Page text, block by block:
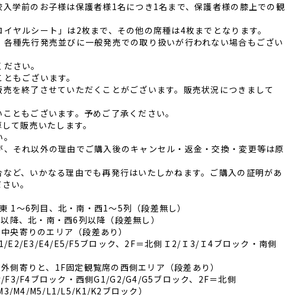
学前のお子様は保護者様1名につき1名まで、保護者様の膝上での観
ヤルシート」は2枚まで、その他の席種は4枚までとなります。
種先行発売並びに一般発売での取り扱いが行われない場合もござい
さい。
もございます。
を終了させていただくことがございます。販売状況につきまして
ともございます。予めご了承ください。
て販売いたします。
それ以外の理由でご購入後のキャンセル・返金・交換・変更等は原
ど、いかなる理由でも再発行はいたしかねます。ご購入の証明があ
い。
1～6列目、北・南・西1～5列 （段差無し）
、北・南・西6列以降（段差無し）
央寄りのエリア（段差あり）
E2/E3/E4/E5/F5ブロック、2F＝北側Ｉ2/Ｉ3/Ｉ4ブロック・南側
寄りと、1F固定観覧席の西側エリア（段差あり）
F4ブロック・西側G1/G2/G4/G5ブロック、2F＝北側
M4/M5/L1/L5/K1/K2ブロック）